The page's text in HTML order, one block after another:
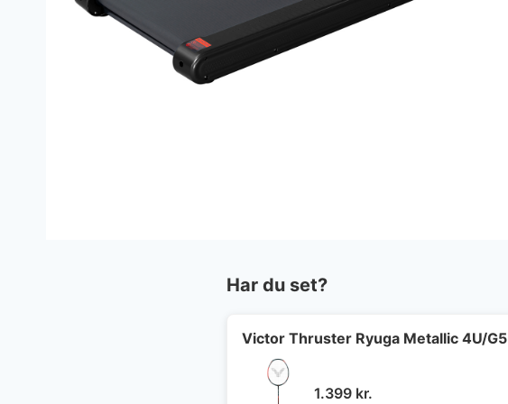
Har du set?
Victor Thruster Ryuga Metallic 4U/G5
1.399 kr.